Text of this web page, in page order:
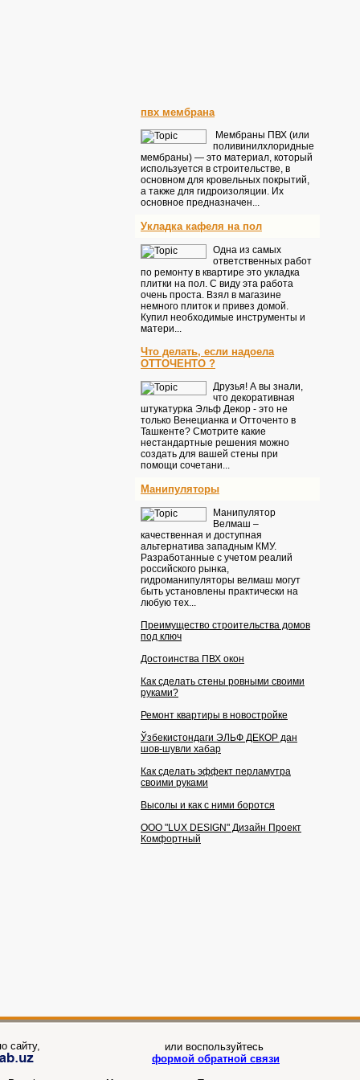
пвх мембрана
Мембраны ПВХ (или
поливинилхлоридные
мембраны) — это материал, который
используется в строительстве, в
основном для кровельных покрытий,
а также для гидроизоляции. Их
основное предназначен...
Укладка кафеля на пол
Одна из самых
ответственных работ
по ремонту в квартире это укладка
плитки на пол. С виду эта работа
очень проста. Взял в магазине
немного плиток и привез домой.
Купил необходимые инструменты и
матери...
Что делать, если надоела
ОТТОЧЕНТО ?
Друзья! А вы знали,
что декоративная
штукатурка Эльф Декор - это не
только Венецианка и Отточенто в
Ташкенте? Смотрите какие
нестандартные решения можно
создать для вашей стены при
помощи сочетани...
Манипуляторы
Манипулятор
Велмаш –
качественная и доступная
альтернатива западным КМУ.
Разработанные с учетом реалий
российского рынка,
гидроманипуляторы велмаш могут
быть установлены практически на
любую тех...
Преимущество строительства домов
под ключ
Достоинства ПВХ окон
Как сделать стены ровными своими
руками?
Ремонт квартиры в новостройке
Ўзбекистондаги ЭЛЬФ ДЕКОР дан
шов-шувли хабар
Как сделать эффект перламутра
своими руками
Высолы и как с ними боротся
OOO "LUX DESIGN" Дизайн Проект
Комфортный
сайту,
или воспользуйтесь
формой обратной связи